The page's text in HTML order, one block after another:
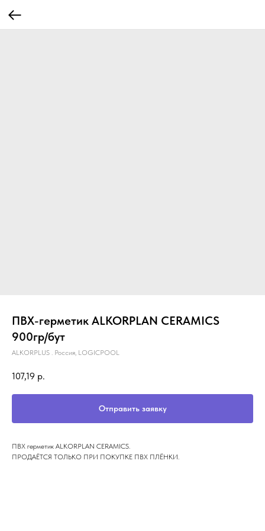
ПВХ-герметик ALKORPLAN CERAMICS
900гр/бут
ALKORPLUS . Россия, LOGICPOOL
107,19 р.
Отправить заявку
ПВХ герметик ALKORPLAN CERAMICS.
ПРОДАЁТСЯ ТОЛЬКО ПРИ ПОКУПКЕ ПВХ ПЛЁНКИ.